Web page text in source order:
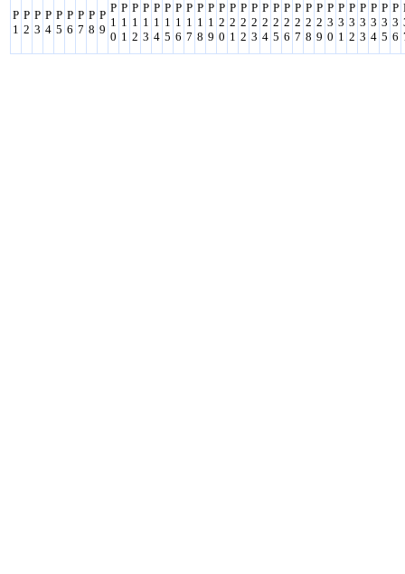
P
1
P
2
P
3
P
4
P
5
P
6
P
7
P
8
P
9
P
1
0
P
1
1
P
1
2
P
1
3
P
1
4
P
1
5
P
1
6
P
1
7
P
1
8
P
1
9
P
2
0
P
2
1
P
2
2
P
2
3
P
2
4
P
2
5
P
2
6
P
2
7
P
2
8
P
2
9
P
3
0
P
3
1
P
3
2
P
3
3
P
3
4
P
3
5
P
3
6